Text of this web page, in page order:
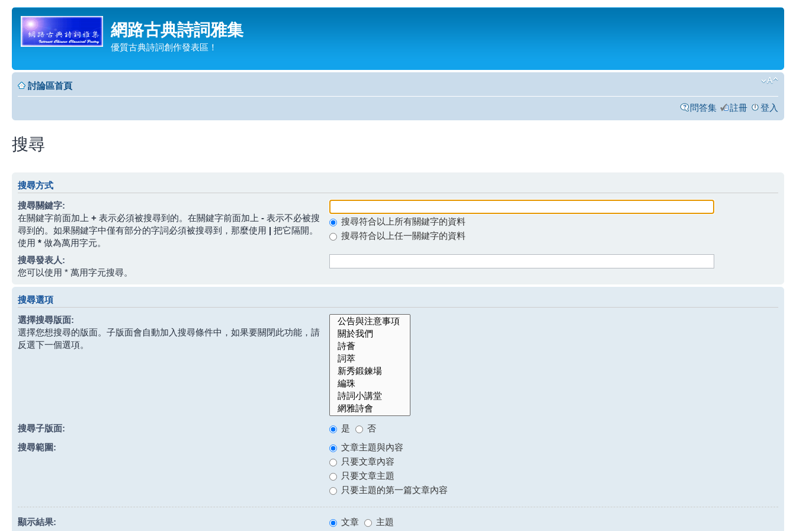
網路古典詩詞雅集
優質古典詩詞創作發表區！
討論區首頁
問答集 註冊 登入
搜尋
搜尋方式
搜尋關鍵字:
在關鍵字前面加上 + 表示必須被搜尋到的。在關鍵字前面加上 - 表示不必被搜
尋到的。如果關鍵字中僅有部分的字詞必須被搜尋到，那麼使用 | 把它隔開。
使用 * 做為萬用字元。
搜尋符合以上所有關鍵字的資料
搜尋符合以上任一關鍵字的資料
搜尋發表人:
您可以使用 * 萬用字元搜尋。
搜尋選項
選擇搜尋版面:
選擇您想搜尋的版面。子版面會自動加入搜尋條件中，如果要關閉此功能，請
反選下一個選項。
搜尋子版面: 是
否
搜尋範圍:
文章主題與內容
只要文章內容
只要文章主題
只要主題的第一篇文章內容
顯示結果: 文章 主題